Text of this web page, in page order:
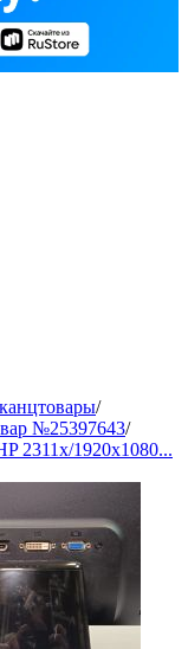
/
№25397643/